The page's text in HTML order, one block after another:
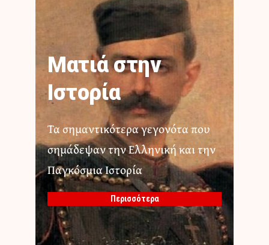
Ματιά στην
Ιστορία
Τα σημαντικότερα γεγονότα που
σημάδεψαν την Ελληνική και την
Παγκόσμια Ιστορία
Περισσότερα